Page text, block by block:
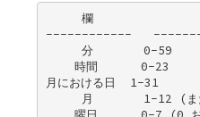
欄  　　　　　　　
------------
     分       0-59
    時間      0-23
月における日  1-31
月       1-12 (ま